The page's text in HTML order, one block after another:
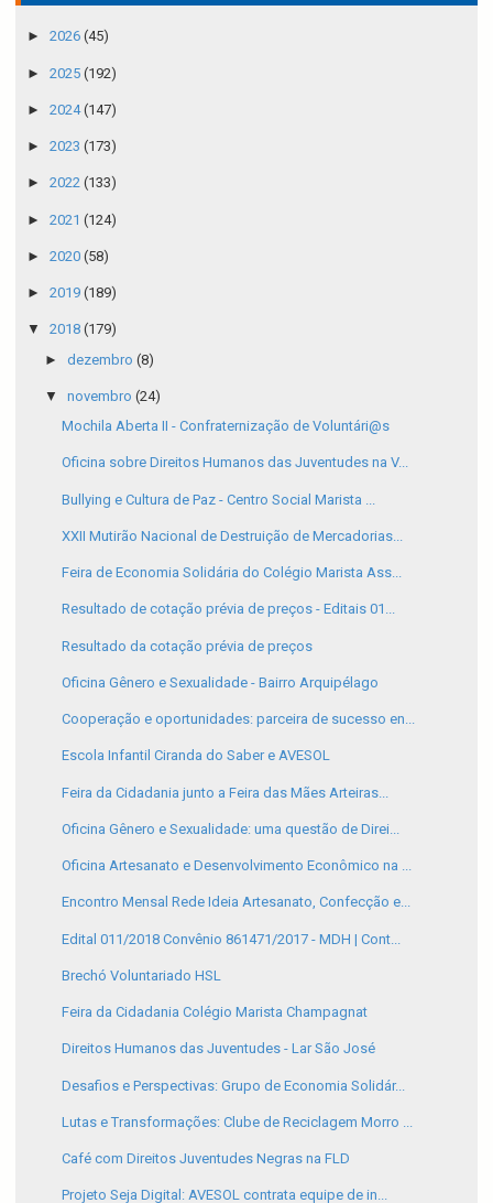
► 2026 (45)
► 2025 (192)
► 2024(147)
► 2023 (173)
► 2022 (133)
► 2021 (124)
► 2020 (58)
► 2019 (189)
▼ 2018 (179)
► dezembro (8)
▼ novembro (24)
Mochila Aberta II - Confraternização de Voluntári@s
Oficina sobre Direitos Humanos das Juventudes na V...
Bullying e Cultura de Paz - Centro Social Marista ...
XXII Mutirão Nacional de Destruição de Mercadorias...
Feira de Economia Solidária do Colégio Marista Ass...
Resultado de cotação prévia de preços - Editais 01...
Resultado da cotação prévia de preços
Oficina Gênero e Sexualidade - Bairro Arquipélago
Cooperação e oportunidades: parceira de sucesso en...
Escola Infantil Ciranda do Saber e AVESOL
Feira da Cidadania junto a Feira das Mães Arteiras...
Oficina Gênero e Sexualidade: uma questão de Direi...
Oficina Artesanato e Desenvolvimento Econômico na ...
Encontro Mensal Rede Ideia Artesanato, Confecção e...
Edital 011/2018 Convênio 861471/2017 - MDH | Cont...
Brechó Voluntariado HSL
Feira da Cidadania Colégio Marista Champagnat
Direitos Humanos das Juventudes - Lar São José
Desafios e Perspectivas: Grupo de Economia Solidár...
Lutas e Transformações: Clube de Reciclagem Morro ...
Café com Direitos Juventudes Negras na FLD
Projeto Seja Digital: AVESOL contrata equipe de in...